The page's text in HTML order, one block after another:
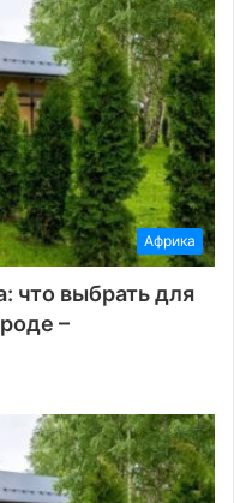
Африка
что выбрать для
–